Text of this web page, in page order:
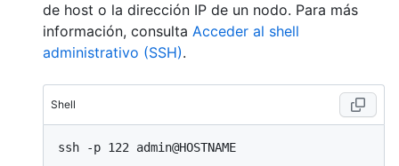
de host o la dirección IP de un nodo. Para más
información, consulta Acceder al shell
administrativo (SSH).
Shell